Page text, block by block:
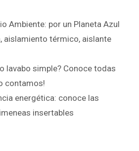
Ambiente: por un Planeta Azul
, aislamiento térmico, aislante
lavabo simple? Conoce todas
contamos!
energética: conoce las
insertables